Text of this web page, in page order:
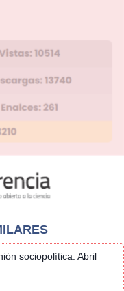
sociopolítica: Abril